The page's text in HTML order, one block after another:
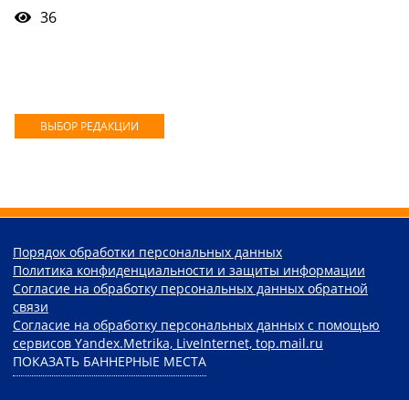
36
ВЫБОР РЕДАКЦИИ
Порядок обработки персональных данных
Политика конфиденциальности и защиты информации
Согласие на обработку персональных данных обратной
связи
Согласие на обработку персональных данных с помощью
сервисов Yandex.Metrika, LiveInternet, top.mail.ru
ПОКАЗАТЬ БАННЕРНЫЕ МЕСТА